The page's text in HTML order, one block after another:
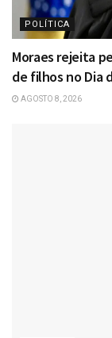
POLÍTICA
Moraes rejeita
de filhos no Dia
AGOSTO 8, 2026